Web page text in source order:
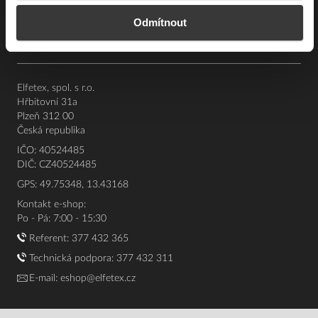
Odmítnout
Souhrn podmínek
O nás
Elfetex, spol. s r.o.
Hřbitovní 31a
Plzeň 312 00
Česká republika
IČO: 40524485
DIČ: CZ40524485
GPS: 49.75348, 13.43168
Kontakt e-shop:
Po - Pá: 7:00 - 15:30
Referent: 377 432 365
Technická podpora: 377 432 311
E-mail: eshop@elfetex.cz